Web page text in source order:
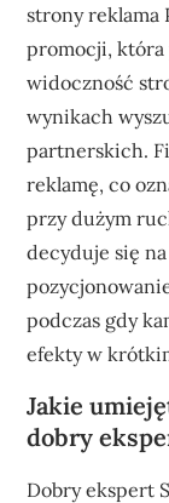
strony reklama
promocji, która
widoczność
wynikach
partnerskich.
reklamę, co
przy dużym
decyduje się
podczas gdy
efekty w
Jakie
dobry
Dobry ekspert